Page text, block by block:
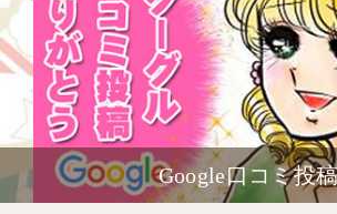
Google口コミ投